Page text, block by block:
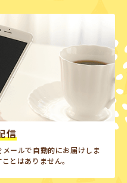
信
ールで自動的にお届けしま
とはありません。